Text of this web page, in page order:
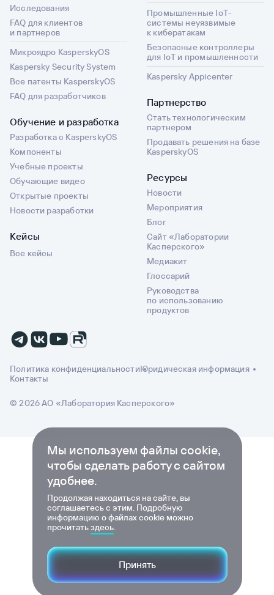
Исследования
FAQ для клиентов
и партнеров
Микроядро KasperskyOS
Kaspersky Security System
Все патенты KasperskyOS
FAQ для разработчиков
Обучение и разработка
Разработка с KasperskyOS
Компоненты
Учебные проекты
Обучающие видео
Открытые проекты
Новости разработки
Кейсы
Все кейсы
Промышленные IoT-
системы неуязвимые
к кибератакам
Безопасные контроллеры
для IoT и промышленности
Kaspersky Appicenter
Партнерство
Стать технологическим
партнером
Продавать решения на базе
KasperskyOS
Ресурсы
Новости
Мероприятия
Блог
Сайт «Лаборатории
Касперского»
Медиакит
Глоссарий
Руководства
по использованию
продуктов
© 2026 АО «Лаборатория Касперского»
Политика конфиденциальностиЮридическая информация
Контакты
Мы используем файлы cookie,
чтобы сделать работу с сайтом
удобнее.
Продолжая находиться на сайте, вы
соглашаетесь с этим. Подробную
информацию о файлах cookie можно
прочитатьздесь.
Принять